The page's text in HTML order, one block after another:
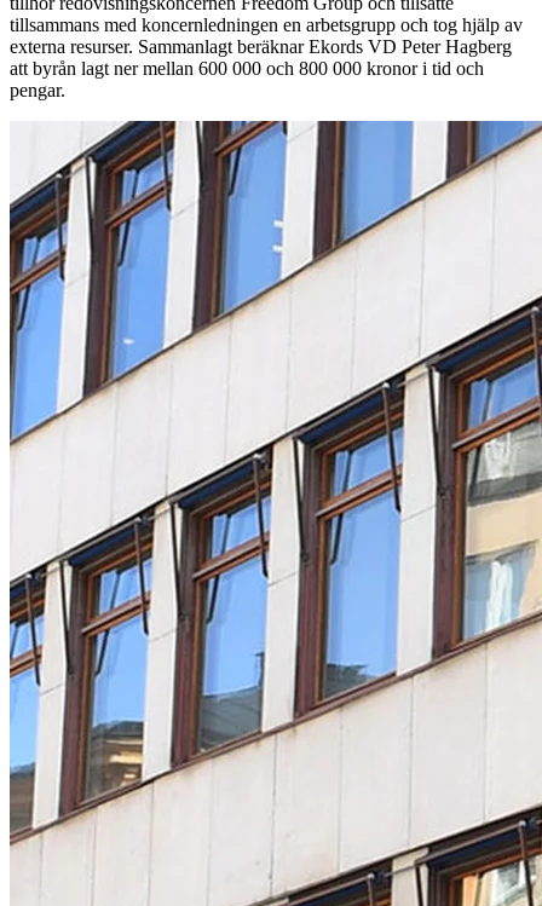
tillsammans med koncernledningen en arbetsgrupp och tog hjälp av
externa resurser. Sammanlagt beräknar Ekords VD Peter Hagberg
att byrån lagt ner mellan 600 000 och 800 000 kronor i tid och
pengar.